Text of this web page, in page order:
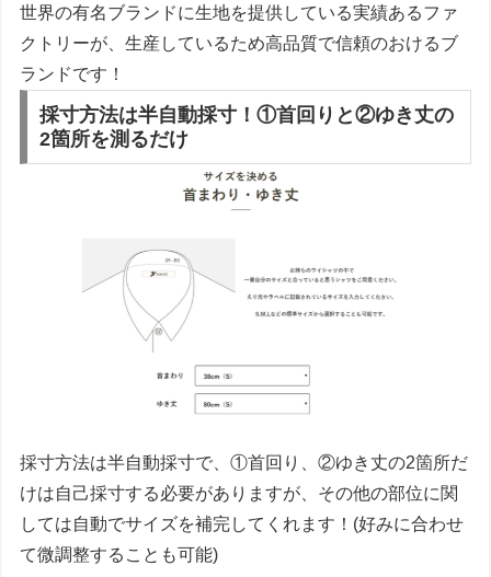
世界の有名ブランドに生地を提供している実績あるファ
クトリーが、生産しているため高品質で信頼のおけるブ
ランドです！
採寸方法は半自動採寸！①首回りと②ゆき丈の
2箇所を測るだけ
採寸方法は半自動採寸で、①首回り、②ゆき丈の2箇所だ
けは自己採寸する必要がありますが、その他の部位に関
しては自動でサイズを補完してくれます！(好みに合わせ
て微調整することも可能)